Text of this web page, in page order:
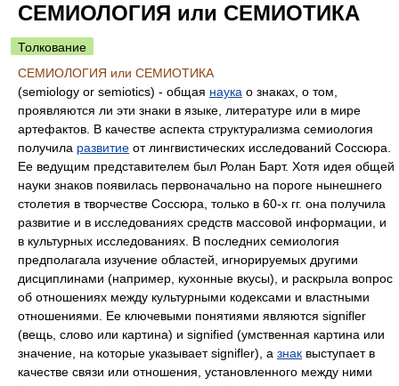
СЕМИОЛОГИЯ или СЕМИОТИКА
Толкование
СЕМИОЛОГИЯ или СЕМИОТИКА
(semiology or semiotics) - общая наука о знаках, о том,
проявляются ли эти знаки в языке, литературе или в мире
артефактов. В качестве аспекта структурализма семиология
получила развитие от лингвистических исследований Соссюра.
Ее ведущим представителем был Ролан Барт. Хотя идея общей
науки знаков появилась первоначально на пороге нынешнего
столетия в творчестве Соссюра, только в 60-х гг. она получила
развитие и в исследованиях средств массовой информации, и
в культурных исследованиях. В последних семиология
предполагала изучение областей, игнорируемых другими
дисциплинами (например, кухонные вкусы), и раскрыла вопрос
об отношениях между культурными кодексами и властными
отношениями. Ее ключевыми понятиями являются signifler
(вещь, слово или картина) и signified (умственная картина или
значение, на которые указывает signifler), а знак выступает в
качестве связи или отношения, установленного между ними